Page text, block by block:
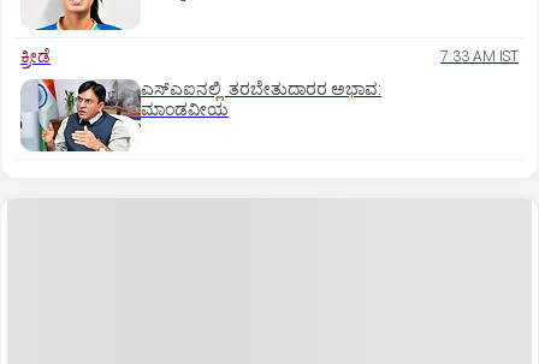
ಕ್ರೀಡೆ 7:33 AM IST
ಎಸ್‌ಎಐನಲ್ಲಿ ತರಬೇತುದಾರರ ಅಭಾವ:
ಮಾಂಡವೀಯ